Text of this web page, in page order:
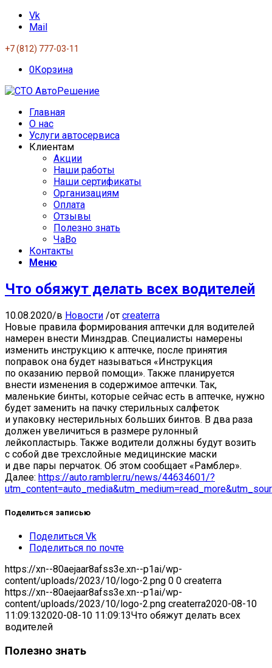
Vk
Mail
+7 (812) 777-03-11
0Корзина
Главная
О нас
Услуги автосервиса
Клиентам
Акции
Наши работы
Наши сертификаты
Организациям
Оплата
Отзывы
Полезно знать
ЧаВо
Контакты
Меню
Что обяжут делать всех водителей
10.08.2020/в Новости /от createrra
Новые правила формирования аптечки для водителей
намерен внести Минздрав. Специалисты намерены
изменить инструкцию к аптечке, после принятия
поправок она будет называться «Инструкция
по оказанию первой помощи». Также планируется
внести изменения в содержимое аптечки. Так,
маленькие бинты, которые сейчас есть в аптечке, нужно
будет заменить на пачку стерильных салфеток
и упаковку нестерильных больших бинтов. В два раза
должен увеличиться в размере рулонный
лейкопластырь. Также водители должны будут возить
с собой две трехслойные медицинские маски
и две пары перчаток. Об этом сообщает «Рамблер».
Далее: https://auto.rambler.ru/news/44634601/?
Поделиться записью
Поделиться Vk
Поделиться по почте
https://xn--80aejaar8afss3e.xn--p1ai/wp-
content/uploads/2023/10/logo-2.png 0 0 createrra
https://xn--80aejaar8afss3e.xn--p1ai/wp-
content/uploads/2023/10/logo-2.png createrra2020-08-10
11:09:132020-08-10 11:09:13Что обяжут делать всех
водителей
Полезно знать